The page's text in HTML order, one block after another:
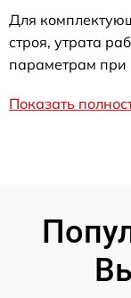
Для
строя, утрата
параметрам при
Показать